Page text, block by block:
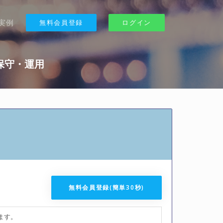
例 無料会員登録 ログイン
・運用
無料会員登録(簡単30秒)
。